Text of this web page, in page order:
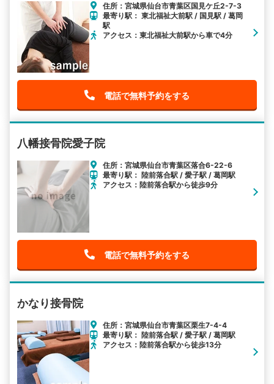
住所：宮城県仙台市青葉区国見ケ丘2-7-3
最寄り駅： 東北福祉大前駅 / 国見駅 / 葛岡
駅
アクセス：東北福祉大前駅から車で4分
電話で無料予約をする
八幡接骨院愛子院
住所：宮城県仙台市青葉区落合6-22-6
最寄り駅： 陸前落合駅 / 愛子駅 / 葛岡駅
アクセス：陸前落合駅から徒歩9分
電話で無料予約をする
かなり接骨院
住所：宮城県仙台市青葉区栗生7-4-4
最寄り駅： 陸前落合駅 / 愛子駅 / 葛岡駅
アクセス：陸前落合駅から徒歩13分